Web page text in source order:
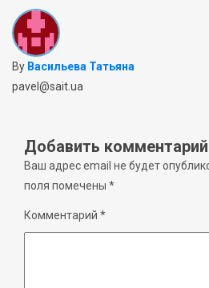
By Васильева Татьяна
pavel@sait.ua
Добавить комментарий
Ваш адрес email не будет
поля помечены *
Комментарий *